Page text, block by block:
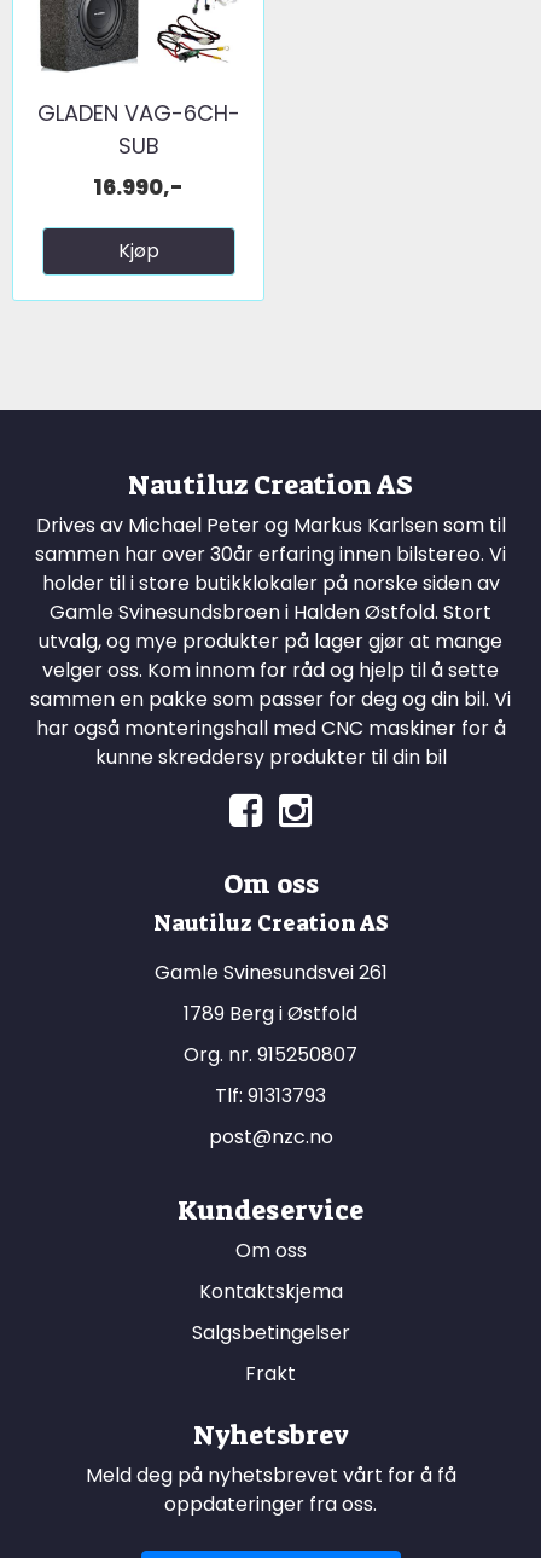
GLADEN VAG-6CH-
SUB
16.990,-
Kjøp
Nautiluz Creation AS
Drives av Michael Peter og Markus Karlsen som til
sammen har over 30år erfaring innen bilstereo. Vi
holder til i store butikklokaler på norske siden av
Gamle Svinesundsbroen i Halden Østfold. Stort
utvalg, og mye produkter på lager gjør at mange
velger oss. Kom innom for råd og hjelp til å sette
sammen en pakke som passer for deg og din bil. Vi
har også monteringshall med CNC maskiner for å
kunne skreddersy produkter til din bil
Om oss
Nautiluz Creation AS
Gamle Svinesundsvei 261
1789 Berg i Østfold
Org. nr. 915250807
Tlf: 91313793
post@nzc.no
Kundeservice
Om oss
Kontaktskjema
Salgsbetingelser
Frakt
Nyhetsbrev
Meld deg på nyhetsbrevet vårt for å få
oppdateringer fra oss.